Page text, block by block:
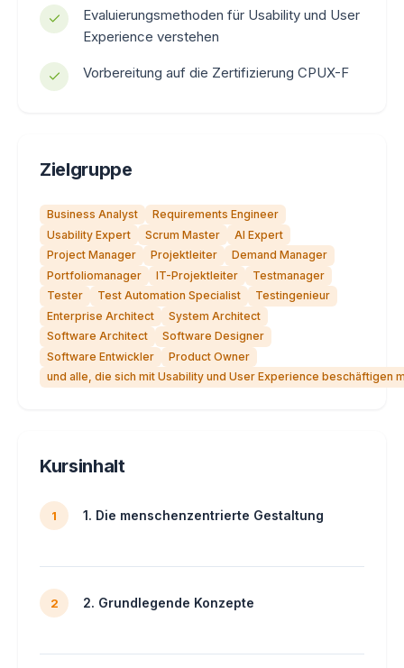
Evaluierungsmethoden für Usability und User
Experience verstehen
Vorbereitung auf die Zertifizierung CPUX-F
Zielgruppe
Business Analyst
Requirements Engineer
Usability Expert
Scrum Master
AI Expert
Project Manager
Projektleiter
Demand Manager
Portfoliomanager
IT-Projektleiter
Testmanager
Tester
Test Automation Specialist
Testingenieur
Enterprise Architect
System Architect
Software Architect
Software Designer
Software Entwickler
Product Owner
und alle, die sich mit Usability und User Experience beschäftigen
Kursinhalt
1 1. Die menschenzentrierte Gestaltung
2 2. Grundlegende Konzepte